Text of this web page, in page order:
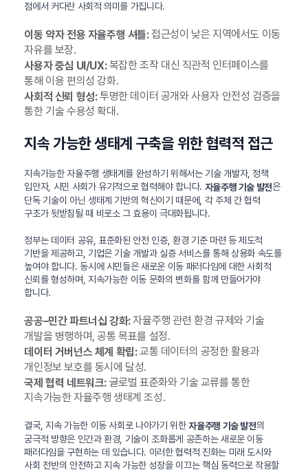
점에서 커다란 사회적 의미를 가집니다.
이동 약자 전용 자율주행 셔틀:접근성이 낮은 지역에서도 이동
자유를 보장.
사용자 중심 UI/UX:복잡한 조작 대신 직관적 인터페이스를
통해 이용 편의성 강화.
사회적 신뢰 형성:투명한 데이터 공개와 사용자 안전성 검증을
통한 기술 수용성 확대.
지속 가능한 생태계 구축을 위한 협력적 접근
지속가능한 자율주행 생태계를 완성하기 위해서는 기술 개발자, 정책
입안자, 시민 사회가 유기적으로 협력해야 합니다. 자율주행 기술 발전은
단독 기술이 아닌 생태계 기반의 혁신이기 때문에, 각 주체 간 협력
구조가 뒷받침될 때 비로소 그 효용이 극대화됩니다.
정부는 데이터 공유, 표준화된 안전 인증, 환경 기준 마련 등 제도적
기반을 제공하고, 기업은 기술 개발과 실증 서비스를 통해 상용화 속도를
높여야 합니다. 동시에 시민들은 새로운 이동 패러다임에 대한 사회적
신뢰를 형성하며, 지속가능한 이동 문화의 변화를 함께 만들어가야
합니다.
공공–민간 파트너십 강화:자율주행 관련 환경 규제와 기술
개발을 병행하며, 공통 목표를 설정.
데이터 거버넌스 체계 확립:교통 데이터의 공정한 활용과
개인정보 보호를 동시에 달성.
국제 협력 네트워크:글로벌 표준화와 기술 교류를 통한
지속가능한 자율주행 생태계 조성.
결국, 지속 가능한 이동 사회로 나아가기 위한자율주행 기술 발전의
궁극적 방향은 인간과 환경, 기술이 조화롭게 공존하는 새로운 이동
패러다임을 구현하는 데 있습니다. 이러한 협력적 진화는 미래 도시와
사회 전반의 안전하고 지속 가능한 성장을 이끄는 핵심 동력으로 작용할